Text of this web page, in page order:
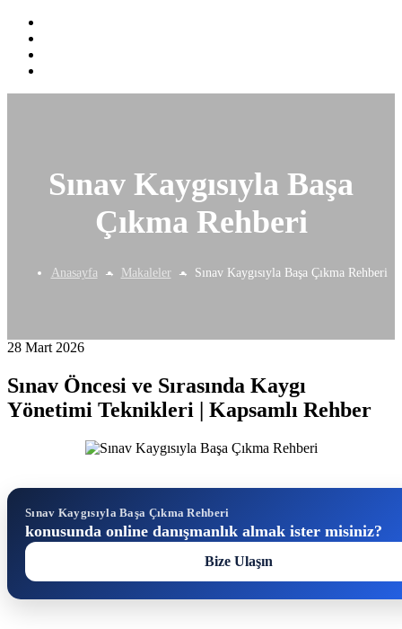
Sınav Kaygısıyla Başa
Çıkma Rehberi
Anasayfa Makaleler Sınav Kaygısıyla Başa Çıkma Rehberi
28 Mart 2026
Sınav Öncesi ve Sırasında Kaygı
Yönetimi Teknikleri | Kapsamlı Rehber
Sınav Kaygısıyla Başa Çıkma Rehberi
konusunda online danışmanlık almak ister misiniz?
Bize Ulaşın